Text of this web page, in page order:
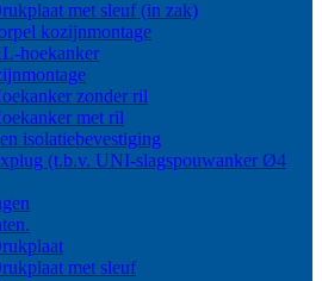
met sleuf (in zak)
kozijnmontage
hoekanker
zonder ril
met ril
isolatiebevestiging
(t.b.v. UNI-slagspouwanker Ø4
met sleuf